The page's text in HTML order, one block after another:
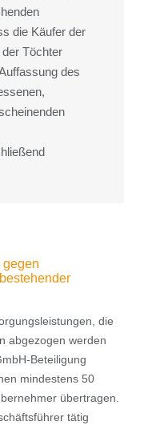
die Käufer der
Töchter
des
gegen
die
abgezogen werden
Beteiligung
mindestens 50
übertragen.
tätig